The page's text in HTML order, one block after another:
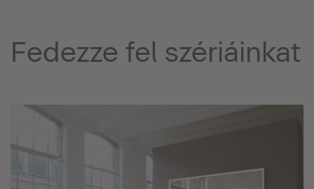
Fedezze fel szériáinkat